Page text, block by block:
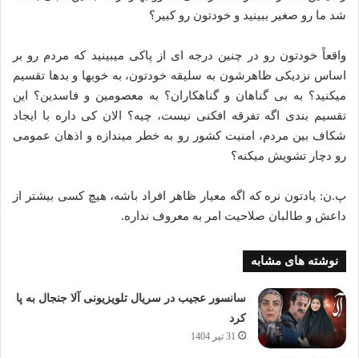
شد ما رو صغیر ببینید و خودتون رو کبیر؟
واقعاً خودتون رو در چنین درجه ای از پاکی میبینید که مردم رو بر
اساس نزدیکی ظاهرشون به سلیقه خودتون، به خوبها و بدها تقسیم
میکنید؟ به بی گناهان و گناهکاران؟ به معصومین و فاسدین؟ این
تقسیم بندی اگه تفرقه افکنی نیست، چیه؟ الان کی داره با ایجاد
شکاف بین مردم، امنیت کشور رو به خطر میندازه و اذهان عمومی
رو دچار تشویش میکنه؟
پ.ن: یادتون نره که اگه معیار ظاهر افراد باشه، هیچ کسی بیشتر از
داعش و طالبان صلاحیت امر به معروف نداره.
نوشته های مشابه
سانسور عجیب در سریال تلویزیونی آلا جنجال به پا
کرد
31 تیر 1404